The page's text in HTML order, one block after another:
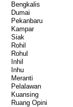
Bengkalis
Dumai
Pekanbaru
Kampar
Siak
Rohil
Rohul
Inhil
Inhu
Meranti
Pelalawan
Kuansing
Ruang Opini